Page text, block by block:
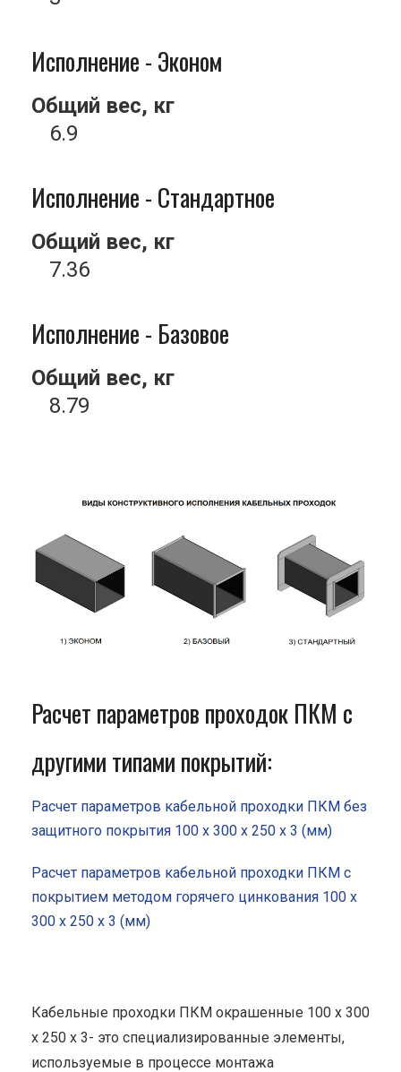
Исполнение - Эконом
Общий вес, кг
6.9
Исполнение - Стандартное
Общий вес, кг
7.36
Исполнение - Базовое
Общий вес, кг
8.79
Расчет параметров проходок ПКМ с
другими типами покрытий:
Расчет параметров кабельной проходки ПКМ без
защитного покрытия 100 x 300 x 250 x 3 (мм)
Расчет параметров кабельной проходки ПКМ с
покрытием методом горячего цинкования 100 x
300 x 250 x 3 (мм)
Кабельные проходки ПКМ окрашенные 100 x 300
x 250 x 3- это специализированные элементы,
используемые в процессе монтажа